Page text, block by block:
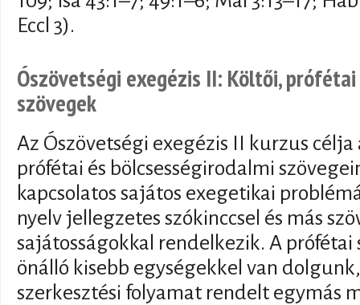
Eccl 3).
Ószövetségi exegézis II: Költői,
szövegek
Az Ószövetségi exegézis II kurzus
prófétai és bölcsességirodalmi
kapcsolatos sajátos exegetikai
nyelv jellegzetes szókinccsel és más
sajátosságokkal rendelkezik. A
önálló kisebb egységekkel van
szerkesztési folyamat rendelt egymás